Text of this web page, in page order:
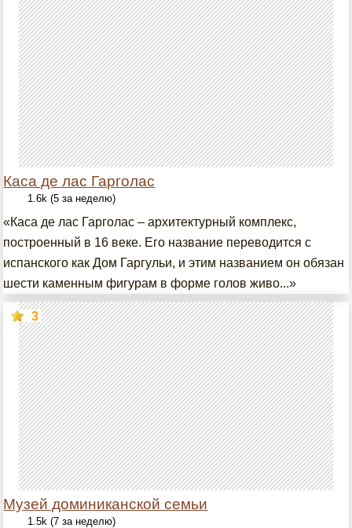
Каса де лас Гарголас
1.6k (5 за неделю)
«Каса де лас Гарголас – архитектурный комплекс,
построенный в 16 веке. Его название переводится с
испанского как Дом Гаргульи, и этим названием он обязан
шести каменным фигурам в форме голов живо...»
Музей доминиканской семьи
3
1.5k (7 за неделю)